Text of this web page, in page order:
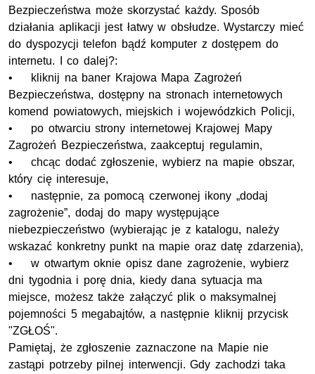
Bezpieczeństwa może skorzystać każdy. Sposób
działania aplikacji jest łatwy w obsłudze. Wystarczy mieć
do dyspozycji telefon bądź komputer z dostępem do
internetu. I co dalej?:
• kliknij na baner Krajowa Mapa Zagrożeń
Bezpieczeństwa, dostępny na stronach internetowych
komend powiatowych, miejskich i wojewódzkich Policji,
• po otwarciu strony internetowej Krajowej Mapy
Zagrożeń Bezpieczeństwa, zaakceptuj regulamin,
• chcąc dodać zgłoszenie, wybierz na mapie obszar,
który cię interesuje,
• następnie, za pomocą czerwonej ikony „dodaj
zagrożenie”, dodaj do mapy występujące
niebezpieczeństwo (wybierając je z katalogu, należy
wskazać konkretny punkt na mapie oraz datę zdarzenia),
• w otwartym oknie opisz dane zagrożenie, wybierz
dni tygodnia i porę dnia, kiedy dana sytuacja ma
miejsce, możesz także załączyć plik o maksymalnej
pojemności 5 megabajtów, a następnie kliknij przycisk
"ZGŁOŚ".
Pamiętaj, że zgłoszenie zaznaczone na Mapie nie
zastąpi potrzeby pilnej interwencji. Gdy zachodzi taka